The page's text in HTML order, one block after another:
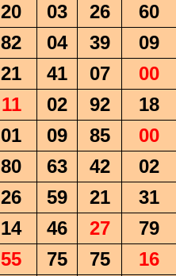
20 03 26
60
82 04 39
09
21 41 07
00
11 02 92
18
01 09 85
00
80 63 42
02
26 59 21
31
14 46 27
79
55 75 75
16